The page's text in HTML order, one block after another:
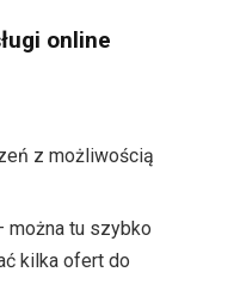
online
z możliwością
można tu szybko
kilka ofert do